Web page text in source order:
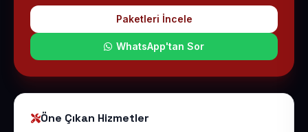
Paketleri İncele
WhatsApp'tan Sor
Öne Çıkan Hizmetler